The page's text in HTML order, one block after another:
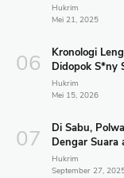
Hukrim
Mei 21, 2025
Kronologi
Didopok S*ny
Hukrim
Mei 15, 2026
Di Sabu,
Dengar Suara
Hukrim
September 27,